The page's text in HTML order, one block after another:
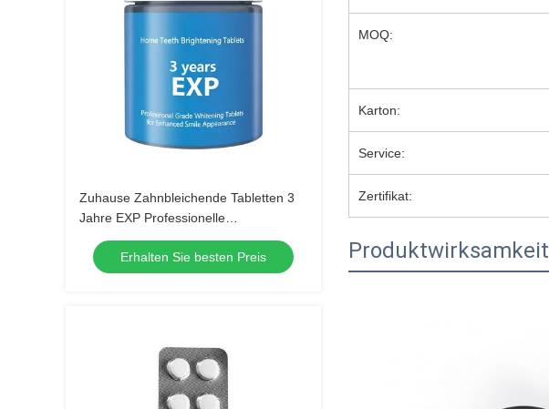
Zuhause Zahnbleichende Tabletten 3
Jahre EXP Professionelle
Bleichtabletten für ein besseres
LächelnErhalten Sie besten Preis
MOQ:
Karton:
Service:
Zertifikat:
Produktwirksamkeit